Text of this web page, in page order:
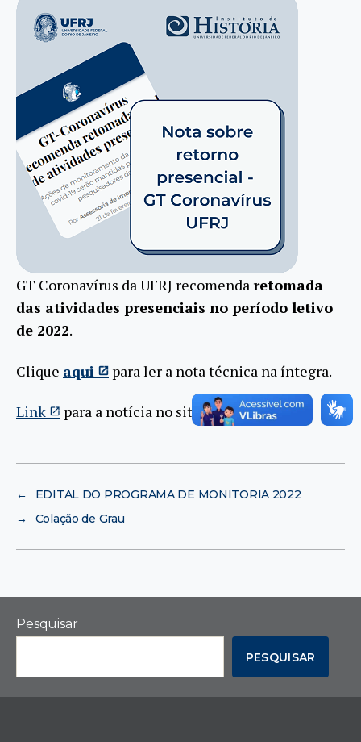
GT Coronavírus da UFRJ recomendaretomada
das atividades presenciais no período letivo
de 2022.
Clique aqui para ler a nota técnica na íntegra.
Link para a notícia no site da UFRJ.
←
EDITAL DO PROGRAMA DE MONITORIA 2022
→
Colação de Grau
Pesquisar
PESQUISAR